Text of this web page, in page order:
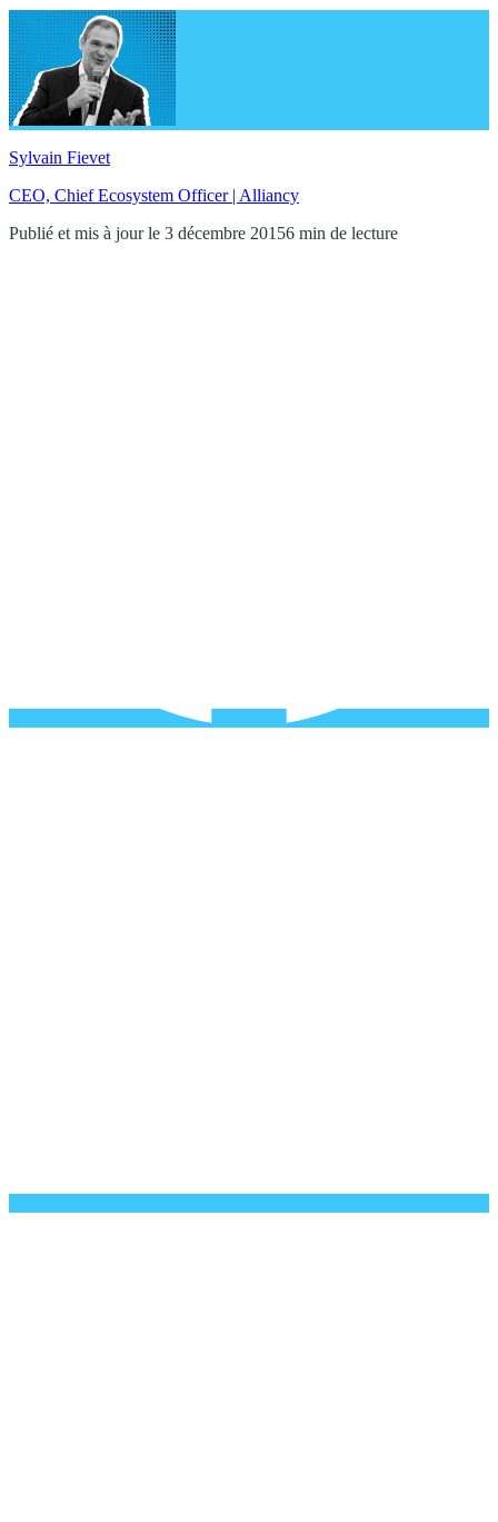
Sylvain Fievet
CEO, Chief Ecosystem Officer | Alliancy
Publié et mis à jour le 3 décembre 20156 min de lecture